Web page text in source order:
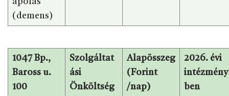
(demens)
1047 Bp.,
Baross u.
100
Szolgáltat
ási
Önköltség
Alapösszeg
(Forint
/nap)
2026. évi
intézmény
ben